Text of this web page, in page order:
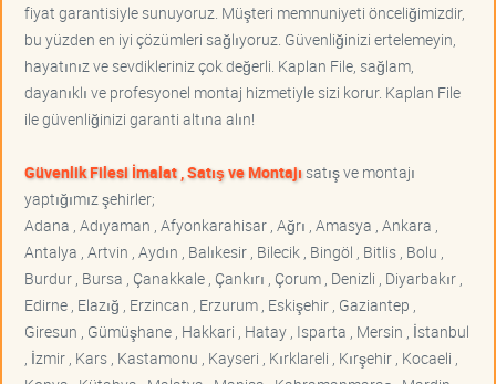
fiyat garantisiyle sunuyoruz. Müşteri memnuniyeti önceliğimizdir,
bu yüzden en iyi çözümleri sağlıyoruz. Güvenliğinizi ertelemeyin,
hayatınız ve sevdikleriniz çok değerli. Kaplan File, sağlam,
dayanıklı ve profesyonel montaj hizmetiyle sizi korur. Kaplan File
ile güvenliğinizi garanti altına alın!
Güvenlik Filesi İmalat , Satış ve Montajısatış ve montajı
yaptığımız şehirler;
Adana , Adıyaman , Afyonkarahisar , Ağrı , Amasya , Ankara ,
Antalya , Artvin , Aydın , Balıkesir , Bilecik , Bingöl , Bitlis , Bolu ,
Burdur , Bursa , Çanakkale , Çankırı , Çorum , Denizli , Diyarbakır ,
Edirne , Elazığ , Erzincan , Erzurum , Eskişehir , Gaziantep ,
Giresun , Gümüşhane , Hakkari , Hatay , Isparta , Mersin , İstanbul
, İzmir , Kars , Kastamonu , Kayseri , Kırklareli , Kırşehir , Kocaeli ,